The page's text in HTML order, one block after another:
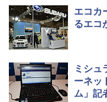
エコカ
るエコ
ミシュ
ーネッ
ム」記